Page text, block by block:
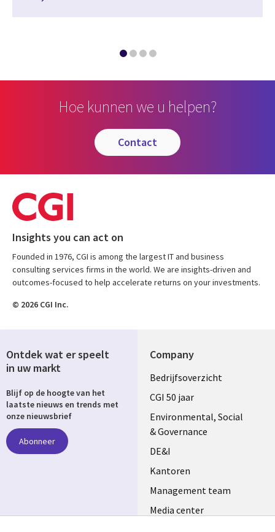
Hoe kunnen we u helpen?
contact
Insights you can act on
Founded in 1976, CGI is among the largest IT and business
consulting services firms in the world. We are insights-driven and
outcomes-focused to help accelerate returns on your investments.
© 2026 CGI Inc.
Company
Useful
links
NETHERLANDS
Bedrijfsoverzicht
CGI 50 jaar
Environmental, Social
& Governance
DE&I
Kantoren
Management team
Media center
Ontdek wat er speelt
in uw markt
Blijf op de hoogte van het
laatste nieuws en trends met
onze nieuwsbrief
Abonneer